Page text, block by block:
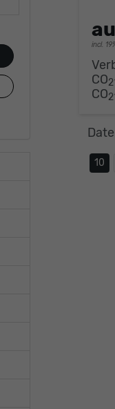
incl.
CO2
CO2
10